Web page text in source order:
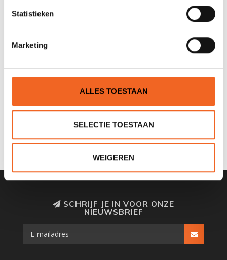
Statistieken
Marketing
ALLES TOESTAAN
SELECTIE TOESTAAN
WEIGEREN
Gewicht
REVIEWS
0 sterren op basis van 0 beoordelingen
SCHRIJF JE IN VOOR ONZE
NIEUWSBRIEF